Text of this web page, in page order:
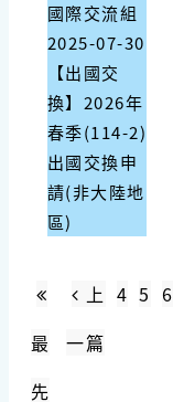
國際交流組
2025-07-30
【出國交
換】2026年
春季(114-2)
出國交換申
請(非大陸地
區)
最
先
上
一篇
4 5 6